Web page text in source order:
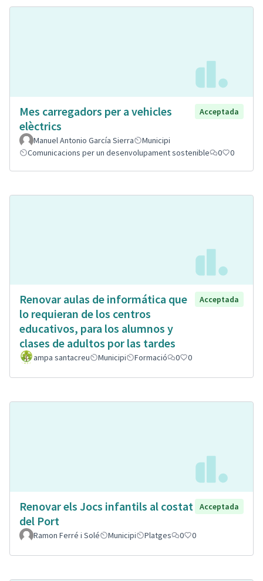
Mes carregadors per a vehicles
elèctrics
Acceptada
Manuel Antonio García Sierra
Municipi
Comunicacions per un desenvolupament sostenible
0 0
Renovar aulas de informática que
lo requieran de los centros
educativos, para los alumnos y
clases de adultos por las tardes
Acceptada
ampa santacreu Municipi Formació 0 0
Renovar els Jocs infantils al costat
del Port
Acceptada
Ramon Ferré i Solé Municipi Platges 0 0